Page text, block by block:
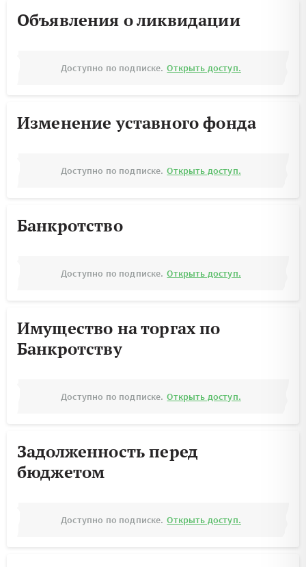
Объявления о ликвидации
Доступно по подписке. Открыть доступ.
Изменение уставного фонда
Доступно по подписке. Открыть доступ.
Банкротство
Доступно по подписке. Открыть доступ.
Имущество на торгах по
Банкротству
Доступно по подписке. Открыть доступ.
Задолженность перед
бюджетом
Доступно по подписке. Открыть доступ.